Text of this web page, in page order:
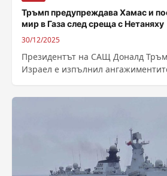
Тръмп предупреждава Хамас и
мир в Газа след среща с Нетаняху
30/12/2025
Президентът на САЩ Доналд
Израел е изпълнил